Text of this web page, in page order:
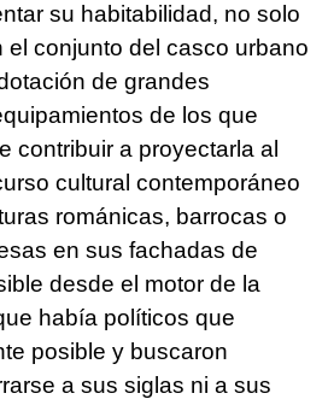
su habitabilidad, no solo
el conjunto del casco urbano
de grandes
de los que
contribuir a proyectarla al
cultural contemporáneo
románicas, barrocas o
en sus fachadas de
desde el motor de la
había políticos que
posible y buscaron
a sus siglas ni a sus